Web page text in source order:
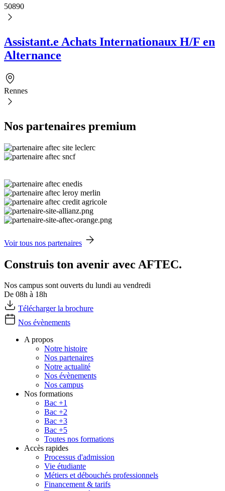
50890
Assistant.e Achats Internationaux H/F en
Alternance
Rennes
Nos partenaires premium
Voir tous nos partenaires
Construis ton avenir avec AFTEC.
Nos campus sont ouverts du lundi au vendredi
De 08h à 18h
Télécharger la brochure
Nos évènements
A propos
Notre histoire
Nos partenaires
Notre actualité
Nos évènements
Nos campus
Nos formations
Bac +1
Bac +2
Bac +3
Bac +5
Toutes nos formations
Accès rapides
Processus d'admission
Vie étudiante
Métiers et débouchés professionnels
Financement & tarifs